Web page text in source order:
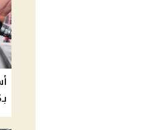
بـ20.75 جنيه والسولار بـ20.50 جنيه